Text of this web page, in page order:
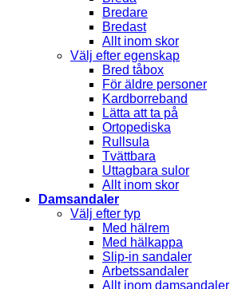
Bredare
Bredast
Allt inom skor
Välj efter egenskap
Bred tåbox
För äldre personer
Kardborreband
Lätta att ta på
Ortopediska
Rullsula
Tvättbara
Uttagbara sulor
Allt inom skor
Damsandaler
Välj efter typ
Med hälrem
Med hälkappa
Slip-in sandaler
Arbetssandaler
Allt inom damsandaler